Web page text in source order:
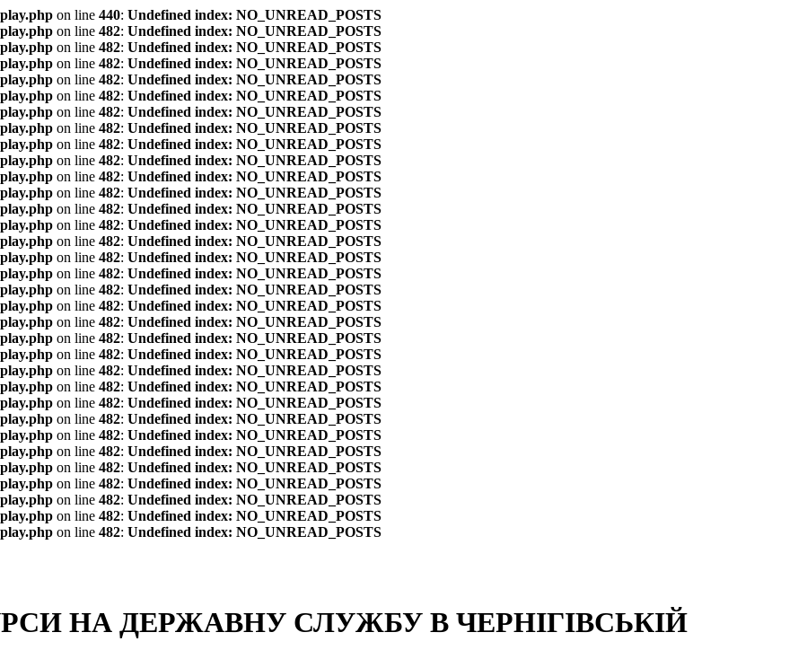
on line 440: Undefined index: NO_UNREAD_POSTS
on line 482: Undefined index: NO_UNREAD_POSTS
on line 482: Undefined index: NO_UNREAD_POSTS
on line 482: Undefined index: NO_UNREAD_POSTS
on line 482: Undefined index: NO_UNREAD_POSTS
on line 482: Undefined index: NO_UNREAD_POSTS
on line 482: Undefined index: NO_UNREAD_POSTS
on line 482: Undefined index: NO_UNREAD_POSTS
on line 482: Undefined index: NO_UNREAD_POSTS
on line 482: Undefined index: NO_UNREAD_POSTS
on line 482: Undefined index: NO_UNREAD_POSTS
on line 482: Undefined index: NO_UNREAD_POSTS
on line 482: Undefined index: NO_UNREAD_POSTS
on line 482: Undefined index: NO_UNREAD_POSTS
on line 482: Undefined index: NO_UNREAD_POSTS
on line 482: Undefined index: NO_UNREAD_POSTS
on line 482: Undefined index: NO_UNREAD_POSTS
on line 482: Undefined index: NO_UNREAD_POSTS
on line 482: Undefined index: NO_UNREAD_POSTS
on line 482: Undefined index: NO_UNREAD_POSTS
on line 482: Undefined index: NO_UNREAD_POSTS
on line 482: Undefined index: NO_UNREAD_POSTS
on line 482: Undefined index: NO_UNREAD_POSTS
on line 482: Undefined index: NO_UNREAD_POSTS
on line 482: Undefined index: NO_UNREAD_POSTS
on line 482: Undefined index: NO_UNREAD_POSTS
on line 482: Undefined index: NO_UNREAD_POSTS
on line 482: Undefined index: NO_UNREAD_POSTS
on line 482: Undefined index: NO_UNREAD_POSTS
on line 482: Undefined index: NO_UNREAD_POSTS
on line 482: Undefined index: NO_UNREAD_POSTS
on line 482: Undefined index: NO_UNREAD_POSTS
on line 482: Undefined index: NO_UNREAD_POSTS
НА ДЕРЖАВНУ СЛУЖБУ В ЧЕРНІГІВСЬКІЙ